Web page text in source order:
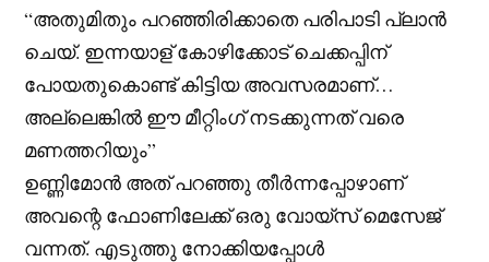
“അതുമിതും പറഞ്ഞിരിക്കാതെ പരിപാടി പ്ലാൻ
ചെയ്. ഇന്നയാള് കോഴിക്കോട് ചെക്കപ്പിന്
പോയതുകൊണ്ട് കിട്ടിയ അവസരമാണ്…
അല്ലെങ്കിൽ ഈ മീറ്റിംഗ് നടക്കുന്നത് വരെ
മണത്തറിയും”
ഉണ്ണിമോൻ അത് പറഞ്ഞു തീർന്നപ്പോഴാണ്
അവന്റെ ഫോണിലേക്ക് ഒരു വോയ്സ് മെസേജ്
വന്നത്. എടുത്തു നോക്കിയപ്പോൾ